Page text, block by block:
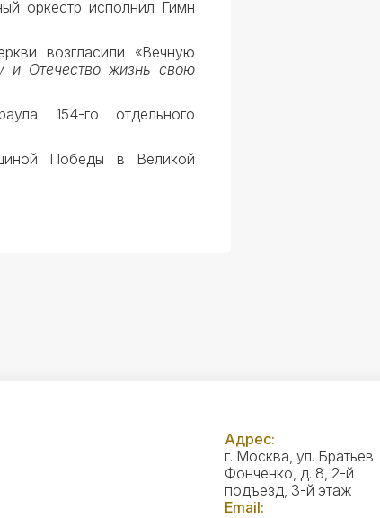
оркестр исполнил Гимн
возгласили «Вечную
Отечество жизнь свою
154-го отдельного
Победы в Великой
Адрес:
г. Москва, ул. Братьев
Фонченко, д. 8, 2-й
подъезд, 3-й этаж
Email: